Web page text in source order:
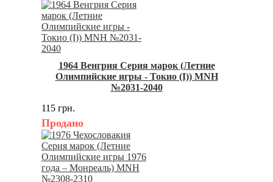
1964 Венгрия Серия марок (Летние
Олимпийские игры - Токио (I)) MNH
№2031-2040
115 грн.
Продано